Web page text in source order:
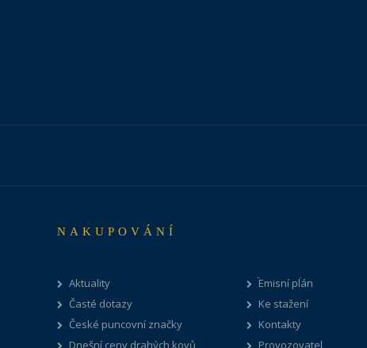
NAKUPOVÁNÍ
Aktuality
Časté dotazy
České puncovní značky
Dnešní ceny drahých kovů
Emisní plán
Ke stažení
Kontakty
Provozovatel